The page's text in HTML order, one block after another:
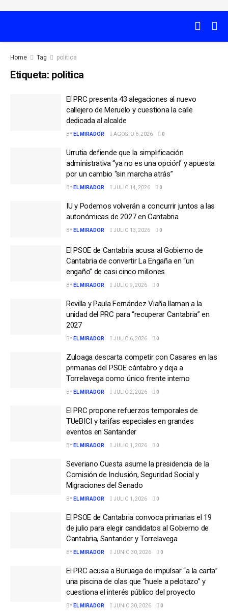
Home Tag politica
Etiqueta: politica
El PRC presenta 43 alegaciones al nuevo
callejero de Meruelo y cuestiona la calle
dedicada al alcalde
BY EL MIRADOR AGOSTO 6, 2026 0
Urrutia defiende que la simplificación
administrativa “ya no es una opción” y apuesta
por un cambio “sin marcha atrás”
BY EL MIRADOR JULIO 14, 2026 0
IU y Podemos volverán a concurrir juntos a las
autonómicas de 2027 en Cantabria
BY EL MIRADOR JULIO 13, 2026 0
El PSOE de Cantabria acusa al Gobierno de
Cantabria de convertir La Engaña en “un
engaño” de casi cinco millones
BY EL MIRADOR JULIO 9, 2026 0
Revilla y Paula Fernández Viaña llaman a la
unidad del PRC para “recuperar Cantabria” en
2027
BY EL MIRADOR JULIO 6, 2026 0
Zuloaga descarta competir con Casares en las
primarias del PSOE cántabro y deja a
Torrelavega como único frente interno
BY EL MIRADOR JULIO 2, 2026 0
El PRC propone refuerzos temporales de
TUeBICI y tarifas especiales en grandes
eventos en Santander
BY EL MIRADOR JULIO 1, 2026 0
Severiano Cuesta asume la presidencia de la
Comisión de Inclusión, Seguridad Social y
Migraciones del Senado
BY EL MIRADOR JULIO 1, 2026 0
El PSOE de Cantabria convoca primarias el 19
de julio para elegir candidatos al Gobierno de
Cantabria, Santander y Torrelavega
BY EL MIRADOR JUNIO 30, 2026 0
El PRC acusa a Buruaga de impulsar “a la carta”
una piscina de olas que “huele a pelotazo” y
cuestiona el interés público del proyecto
BY EL MIRADOR JUNIO 30, 2026 0